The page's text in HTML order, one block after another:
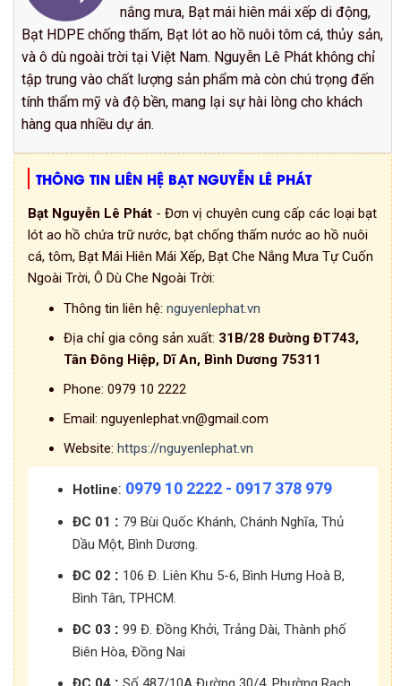
nắng mưa, Bạt mái hiên mái xếp di động,
Bạt HDPE chống thấm, Bạt lót ao hồ nuôi tôm cá, thủy sản,
và ô dù ngoài trời tại Việt Nam. Nguyễn Lê Phát không chỉ
tập trung vào chất lượng sản phẩm mà còn chú trọng đến
tính thẩm mỹ và độ bền, mang lại sự hài lòng cho khách
hàng qua nhiều dự án.
THÔNG TIN LIÊN HỆ BẠT NGUYỄN LÊ PHÁT
Bạt Nguyễn Lê Phát - Đơn vị chuyên cung cấp các loại bạt
lót ao hồ chứa trữ nước, bạt chống thấm nước ao hồ nuôi
cá, tôm, Bạt Mái Hiên Mái Xếp, Bạt Che Nắng Mưa Tự Cuốn
Ngoài Trời, Ô Dù Che Ngoài Trời:
Thông tin liên hệ: nguyenlephat.vn
Địa chỉ gia công sản xuất: 31B/28 Đường ĐT743,
Tân Đông Hiệp, Dĩ An, Bình Dương 75311
Phone: 0979 10 2222
Email: nguyenlephat.vn@gmail.com
Website: https://nguyenlephat.vn
Hotline: 0979 10 2222 - 0917 378 979
ĐC 01 : 79 Bùi Quốc Khánh, Chánh Nghĩa, Thủ
Dầu Một, Bình Dương.
ĐC 02 : 106 Đ. Liên Khu 5-6, Bình Hưng Hoà B,
Bình Tân, TPHCM.
ĐC 03 : 99 Đ. Đồng Khởi, Trảng Dài, Thành phố
Biên Hòa, Đồng Nai
: